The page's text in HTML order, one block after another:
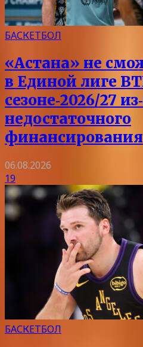
БАСКЕТБОЛ
«Астана» не
в Единой лиге
сезоне‑2026/27
недостаточного
финансирования
06.08.2026
19
БАСКЕТБОЛ